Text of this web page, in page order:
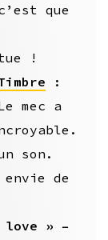
que
!
:
mec a
son.
de
love » –